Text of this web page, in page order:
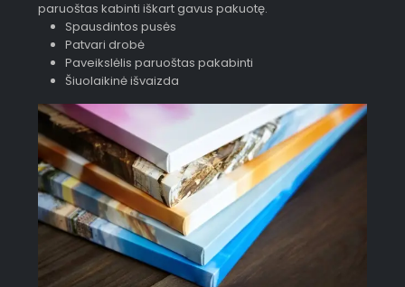
paruoštas kabinti iškart gavus pakuotę.
Spausdintos pusės
Patvari drobė
Paveikslėlis paruoštas pakabinti
Šiuolaikinė išvaizda